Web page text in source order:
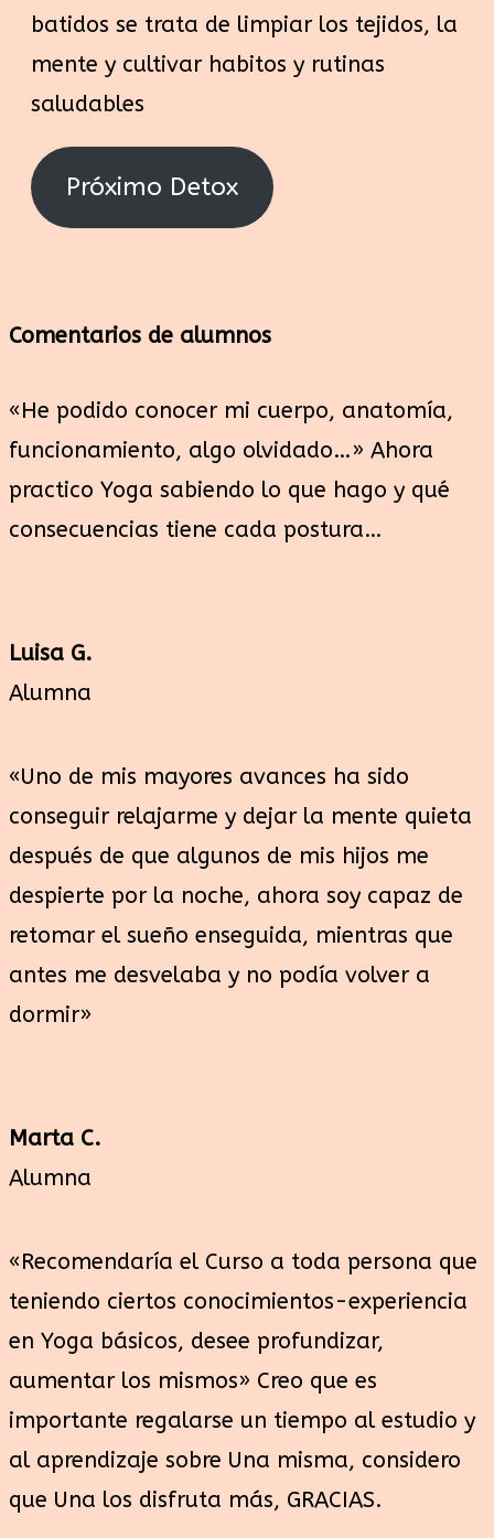
batidos se trata de limpiar los tejidos, la
mente y cultivar habitos y rutinas
saludables
Próximo Detox
Comentarios de alumnos
«He podido conocer mi cuerpo, anatomía,
funcionamiento, algo olvidado…» Ahora
practico Yoga sabiendo lo que hago y qué
consecuencias tiene cada postura…
Luisa G.
Alumna
«Uno de mis mayores avances ha sido
conseguir relajarme y dejar la mente quieta
después de que algunos de mis hijos me
despierte por la noche, ahora soy capaz de
retomar el sueño enseguida, mientras que
antes me desvelaba y no podía volver a
dormir»
Marta C.
Alumna
«Recomendaría el Curso a toda persona que
teniendo ciertos conocimientos-experiencia
en Yoga básicos, desee profundizar,
aumentar los mismos» Creo que es
importante regalarse un tiempo al estudio y
al aprendizaje sobre Una misma, considero
que Una los disfruta más, GRACIAS.